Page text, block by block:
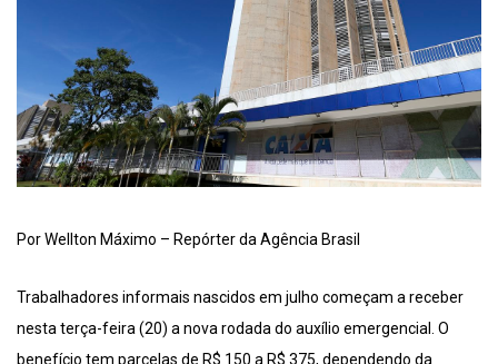
Por Wellton Máximo – Repórter da Agência Brasil
Trabalhadores informais nascidos em julho começam a receber
nesta terça-feira (20) a nova rodada do auxílio emergencial. O
benefício tem parcelas de R$ 150 a R$ 375, dependendo da